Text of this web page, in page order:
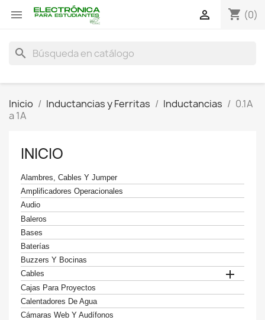
 shopping_cart (0)

search
Inicio Inductancias y Ferritas Inductancias
0.1A
a 1A
INICIO
Alambres, Cables Y Jumper
Amplificadores Operacionales
Audio
Baleros
Bases
Baterías
Buzzers Y Bocinas
Cables

Cajas Para Proyectos
Calentadores De Agua
Cámaras Web Y Audífonos